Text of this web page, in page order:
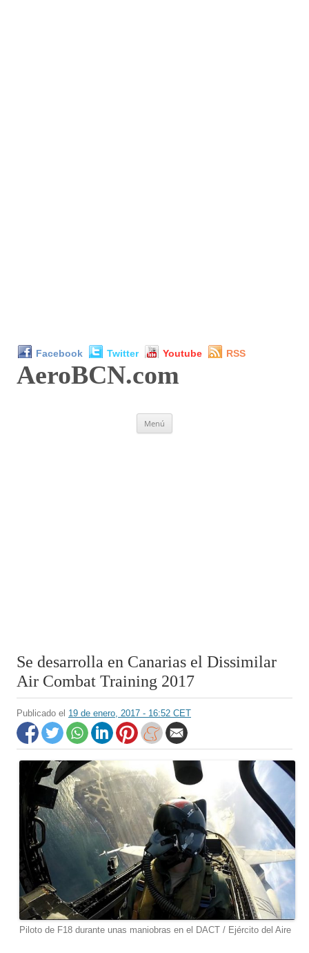
Facebook Twitter Youtube RSS
AeroBCN.com
Menú
Se desarrolla en Canarias el Dissimilar
Air Combat Training 2017
Publicado el 19 de enero, 2017 - 16:52 CET
Piloto de F18 durante unas maniobras en el DACT / Ejército del Aire